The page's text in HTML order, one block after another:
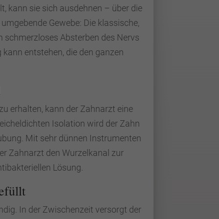
kann sie sich ausdehnen – über die
Gewebe: Die klassische,
schmerzloses Absterben des Nervs
entstehen, die den ganzen
erhalten, kann der Zahnarzt eine
Isolation wird der Zahn
Mit sehr dünnen Instrumenten
Zahnarzt den Wurzelkanal zur
Lösung.
In der Zwischenzeit versorgt der